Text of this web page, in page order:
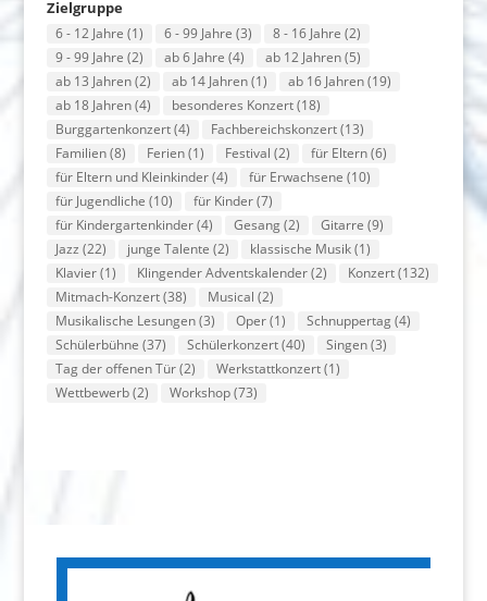
Zielgruppe
6 - 12 Jahre (1) 6 - 99 Jahre (3) 8 - 16 Jahre (2)
9 - 99 Jahre (2) ab 6 Jahre (4) ab 12 Jahren(5)
ab 13 Jahren(2) ab 14 Jahren(1) ab 16 Jahren(19)
ab 18 Jahren(4) besonderes Konzert(18)
Burggartenkonzert(4) Fachbereichskonzert(13)
Familien(8) Ferien(1) Festival (2) für Eltern(6)
für Eltern und Kleinkinder(4) für Erwachsene (10)
für Jugendliche (10) für Kinder(7)
für Kindergartenkinder(4) Gesang(2) Gitarre (9)
Jazz (22) junge Talente (2) klassische Musik(1)
Klavier(1) Klingender Adventskalender(2) Konzert(132)
Mitmach-Konzert(38) Musical (2)
Musikalische Lesungen(3) Oper(1) Schnuppertag(4)
Schülerbühne (37) Schülerkonzert(40) Singen(3)
Tag der offenen Tür(2) Werkstattkonzert(1)
Wettbewerb(2) Workshop(73)